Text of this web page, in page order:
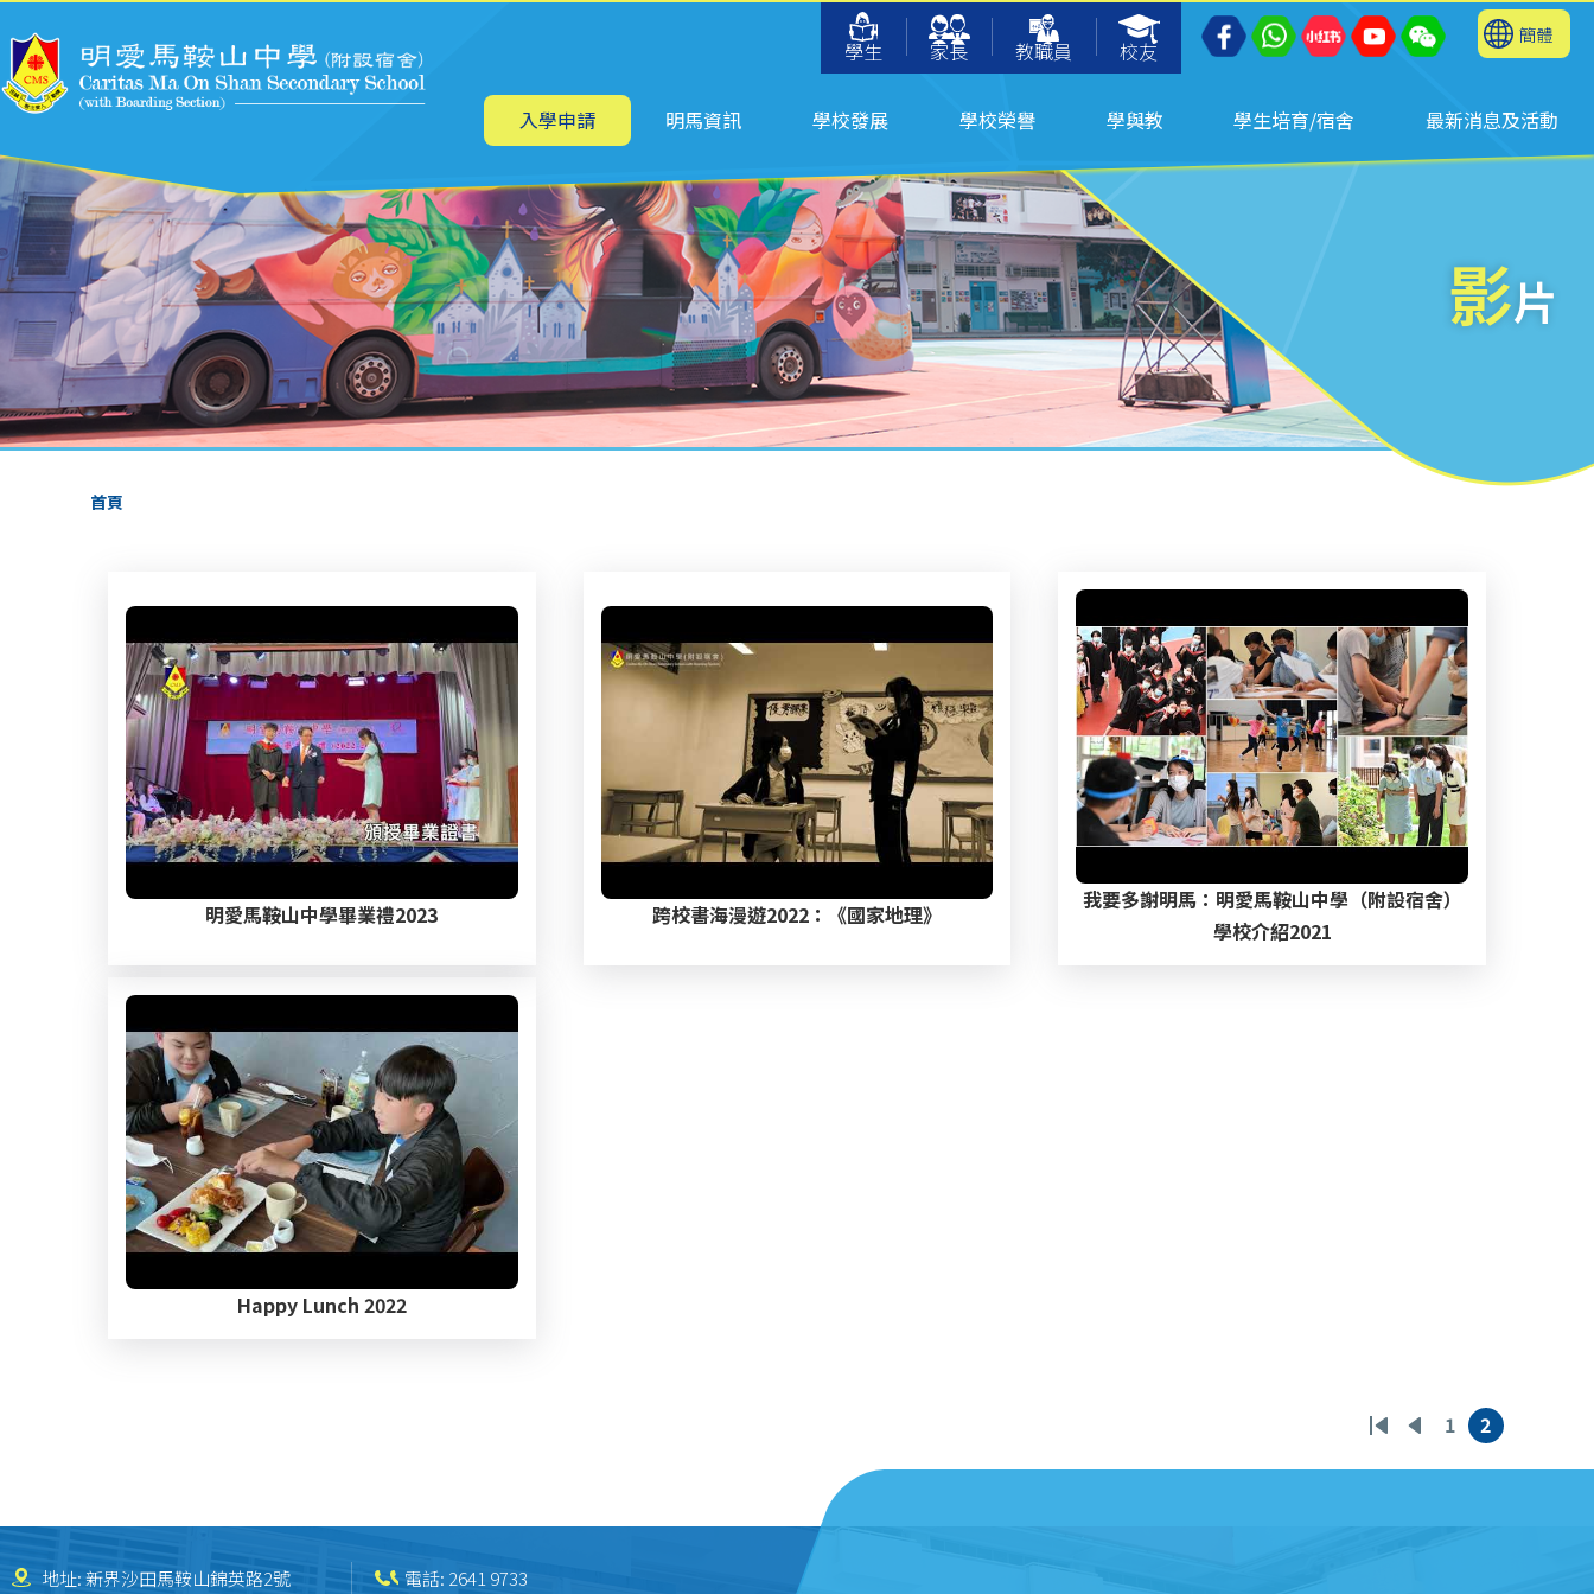
學生
家長 教職員 校友
簡體
主
航 入學申請 明馬資訊 學校發展 學校榮譽 學與教 學生培育/宿舍 最新消息及活動
影片
導
結
首頁
明愛馬鞍山中學畢業禮2023 跨校書海漫遊2022：《國家地理》
我要多謝明馬：明愛馬鞍山中學（附設宿舍）
學校介紹2021
Happy Lunch 2022
First
page
Previous
page
頁
面
1
目
前
2
地址: 新界沙田馬鞍山錦英路2號 電話: 2641 9733